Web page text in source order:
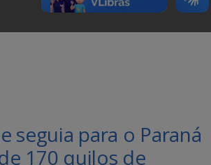
seguia para o Paraná
170 quilos de